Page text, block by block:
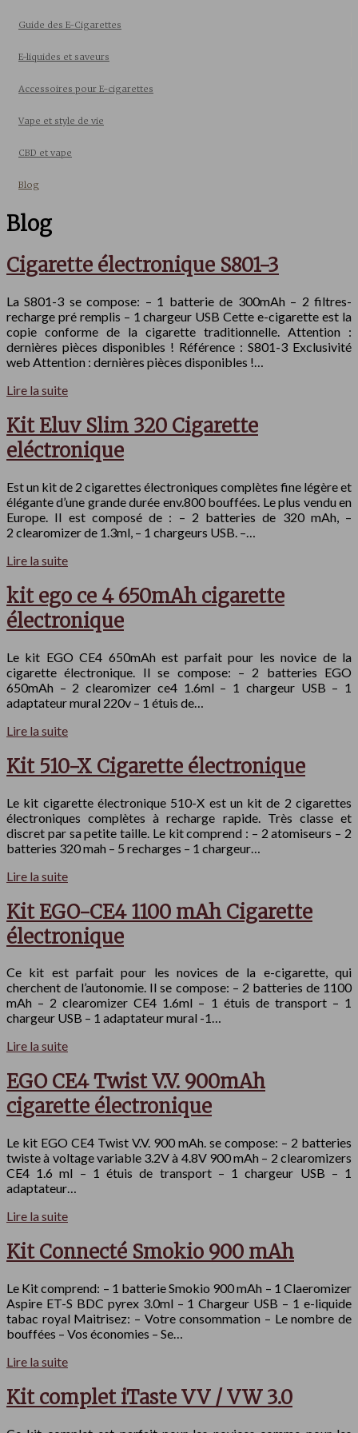
Guide des E-Cigarettes
E-liquides et saveurs
Accessoires pour E-cigarettes
Vape et style de vie
CBD et vape
Blog
Blog
Cigarette électronique S801-3
La S801-3 se compose: – 1 batterie de 300mAh – 2 filtres-
recharge pré remplis – 1 chargeur USB Cette e-cigarette est la
copie conforme de la cigarette traditionnelle. Attention :
dernières pièces disponibles ! Référence : S801-3 Exclusivité
web Attention : dernières pièces disponibles !…
Lire la suite
Kit Eluv Slim 320 Cigarette
eléctronique
Est un kit de 2 cigarettes électroniques complètes fine légère et
élégante d’une grande durée env.800 bouffées. Le plus vendu en
Europe. Il est composé de : – 2 batteries de 320 mAh, –
2 clearomizer de 1.3ml, – 1 chargeurs USB. –…
Lire la suite
kit ego ce 4 650mAh cigarette
électronique
Le kit EGO CE4 650mAh est parfait pour les novice de la
cigarette électronique. Il se compose: – 2 batteries EGO
650mAh – 2 clearomizer ce4 1.6ml – 1 chargeur USB – 1
adaptateur mural 220v – 1 étuis de…
Lire la suite
Kit 510-X Cigarette électronique
Le kit cigarette électronique 510-X est un kit de 2 cigarettes
électroniques complètes à recharge rapide. Très classe et
discret par sa petite taille. Le kit comprend : – 2 atomiseurs – 2
batteries 320 mah – 5 recharges – 1 chargeur…
Lire la suite
Kit EGO-CE4 1100 mAh Cigarette
électronique
Ce kit est parfait pour les novices de la e-cigarette, qui
cherchent de l’autonomie. Il se compose: – 2 batteries de 1100
mAh – 2 clearomizer CE4 1.6ml – 1 étuis de transport – 1
chargeur USB – 1 adaptateur mural -1…
Lire la suite
EGO CE4 Twist V.V. 900mAh
cigarette électronique
Le kit EGO CE4 Twist V.V. 900 mAh. se compose: – 2 batteries
twiste à voltage variable 3.2V à 4.8V 900 mAh – 2 clearomizers
CE4 1.6 ml – 1 étuis de transport – 1 chargeur USB – 1
adaptateur…
Lire la suite
Kit Connecté Smokio 900 mAh
Le Kit comprend: – 1 batterie Smokio 900 mAh – 1 Claeromizer
Aspire ET-S BDC pyrex 3.0ml – 1 Chargeur USB – 1 e-liquide
tabac royal Maitrisez: – Votre consommation – Le nombre de
bouffées – Vos économies – Se…
Lire la suite
Kit complet iTaste VV / VW 3.0